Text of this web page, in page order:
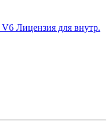
Лицензия для внутр.